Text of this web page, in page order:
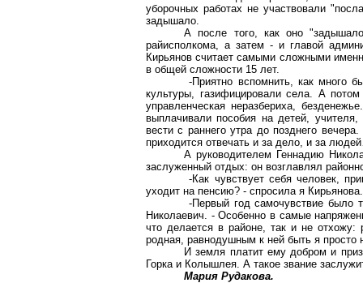
уборочных работах не участвовали
задышало.
А после того, как оно
райисполкома, а затем - и главой
Кирьянов считает самыми сложными
в общей сложности 15 лет.
-Приятно вспомнить, как много
культуры, газифицировали села. А
управленческая неразбериха,
выплачивали пособия на детей,
вести с раннего утра до позднего
приходится отвечать и за дело, и за
А руководителем Геннадию
заслуженный отдых: он возглавлял
-Как чувствует себя человек,
уходит на пенсию? - спросила я Кирьянова.
-Первый год самочувствие было
Николаевич. - Особенно в самые
что делается в районе, так и не отхожу:
родная, равнодушным к ней быть я просто
И земля платит ему добром и
Горка и Колышлея. А такое звание
Мария Рудакова.